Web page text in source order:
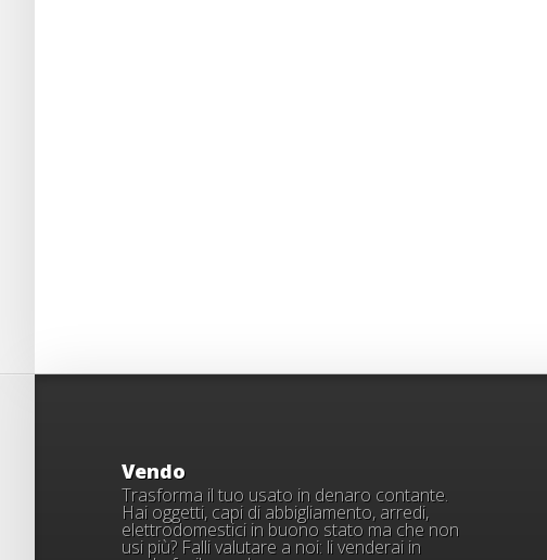
Vendo
Trasforma il tuo usato in denaro contante.
Hai oggetti, capi di abbigliamento, arredi,
elettrodomestici in buono stato ma che non
usi più? Falli valutare a noi: li venderai in